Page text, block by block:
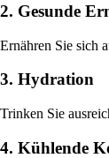
2. Gesunde
Ernähren Sie sich
3. Hydration
Trinken Sie
4. Kühlende